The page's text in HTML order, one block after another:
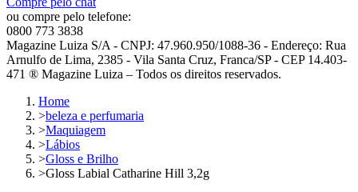
ou compre pelo telefone:
0800 773 3838
Magazine Luiza S/A - CNPJ: 47.960.950/1088-36 - Endereço: Rua
Arnulfo de Lima, 2385 - Vila Santa Cruz, Franca/SP - CEP 14.403-
471 ® Magazine Luiza – Todos os direitos reservados.
Home
>beleza e perfumaria
>Maquiagem
>Lábios
>Gloss e Brilho
>Gloss Labial Catharine Hill 3,2g